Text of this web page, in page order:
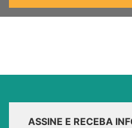
ASSINE E RECEBA